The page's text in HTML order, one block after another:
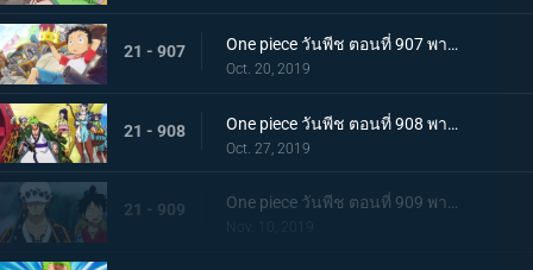
21 - 907 One piece วันพีช ตอนที่ 907 พากย์ไทย ตอนพิเศษ ฉลองวันพีซครบรอบ 20 ปี "โรแมนซ์ดอวน์"
Oct. 20, 2019
21 - 908 One piece วันพีช ตอนที่ 908 พากย์ไทย เรือสมบัติมาถึงแล้ว ลูฟี่ทาโร่แทนคุณ!
Oct. 27, 2019
21 - 909
Nov. 10, 2019